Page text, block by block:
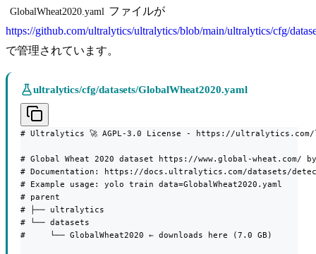
GlobalWheat2020.yaml ファイルが
https://github.com/ultralytics/ultralytics/blob/main/ultralytics/cfg/
で管理されています。
ultralytics/cfg/datasets/GlobalWheat2020.yaml
# Ultralytics 🚀 AGPL-3.0 License - https://ultralytics.com/
# Global Wheat 2020 dataset https://www.global-wheat.com/
# Documentation: https://docs.ultralytics.com/datasets/
# Example usage: yolo train data=GlobalWheat2020.yaml
# parent
# ├── ultralytics
# └── datasets
#     └── GlobalWheat2020 ← downloads here (7.0 GB)